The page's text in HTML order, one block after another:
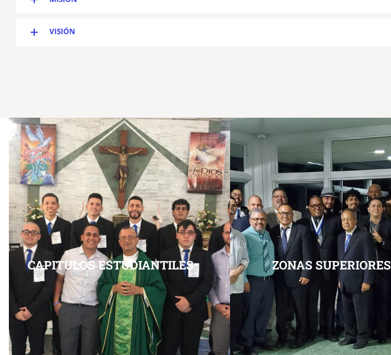
VISIÓN
CAPITULOS ESTUDIANTILES ZONAS SUPERIORES